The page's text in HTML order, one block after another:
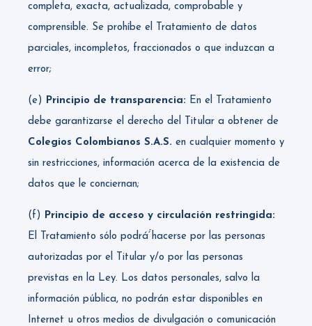
completa, exacta, actualizada, comprobable y
comprensible. Se prohíbe el Tratamiento de datos
parciales, incompletos, fraccionados o que induzcan a
error;
(e) Principio de transparencia: En el Tratamiento
debe garantizarse el derecho del Titular a obtener de
Colegios Colombianos S.A.S. en cualquier momento y
sin restricciones, información acerca de la existencia de
datos que le conciernan;
(f) Principio de acceso y circulación restringida:
El Tratamiento sólo podrá́́ hacerse por las personas
autorizadas por el Titular y/o por las personas
previstas en la Ley. Los datos personales, salvo la
información pública, no podrán estar disponibles en
Internet u otros medios de divulgación o comunicación